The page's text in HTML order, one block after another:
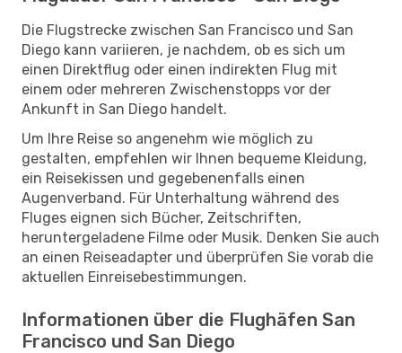
Die Flugstrecke zwischen San Francisco und San
Diego kann variieren, je nachdem, ob es sich um
einen Direktflug oder einen indirekten Flug mit
einem oder mehreren Zwischenstopps vor der
Ankunft in San Diego handelt.
Um Ihre Reise so angenehm wie möglich zu
gestalten, empfehlen wir Ihnen bequeme Kleidung,
ein Reisekissen und gegebenenfalls einen
Augenverband. Für Unterhaltung während des
Fluges eignen sich Bücher, Zeitschriften,
heruntergeladene Filme oder Musik. Denken Sie auch
an einen Reiseadapter und überprüfen Sie vorab die
aktuellen Einreisebestimmungen.
Informationen über die Flughäfen San
Francisco und San Diego